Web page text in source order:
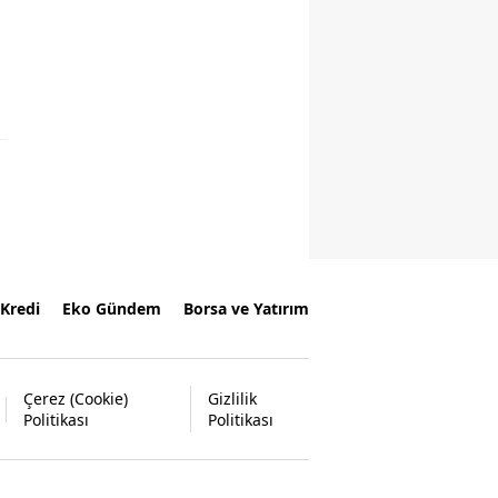
Kredi Eko Gündem Borsa ve Yatırım
Çerez (Cookie)
Politikası
Gizlilik
Politikası